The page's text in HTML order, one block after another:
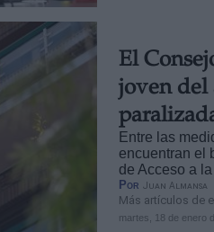
El
joven del
Entre las
encuentran el
de Acceso a
Por Juan Almansa
Más artículos de
martes, 18 de enero